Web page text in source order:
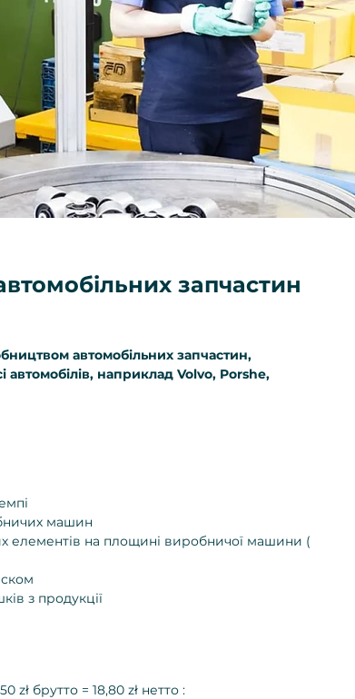
запчастин
автомобільних запчастин,
автомобілів, наприклад Volvo, Porshe,
машин
елементів на площині виробничої машини (
з продукції
zł брутто = 18,80 zł нетто :